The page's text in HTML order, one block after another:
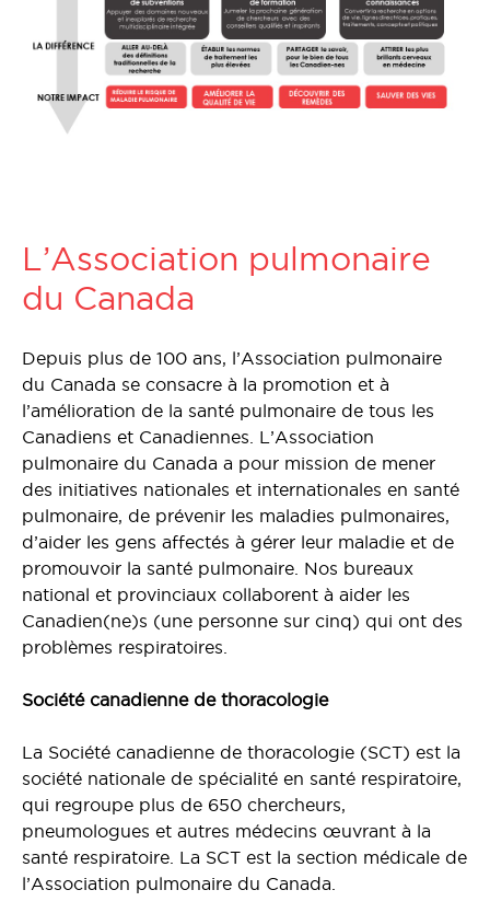
L’Association pulmonaire
du Canada
Depuis plus de 100 ans, l’Association pulmonaire
du Canada se consacre à la promotion et à
l’amélioration de la santé pulmonaire de tous les
Canadiens et Canadiennes. L’Association
pulmonaire du Canada a pour mission de mener
des initiatives nationales et internationales en santé
pulmonaire, de prévenir les maladies pulmonaires,
d’aider les gens affectés à gérer leur maladie et de
promouvoir la santé pulmonaire. Nos bureaux
national et provinciaux collaborent à aider les
Canadien(ne)s (une personne sur cinq) qui ont des
problèmes respiratoires.
Société canadienne de thoracologie
La Société canadienne de thoracologie (SCT) est la
société nationale de spécialité en santé respiratoire,
qui regroupe plus de 650 chercheurs,
pneumologues et autres médecins œuvrant à la
santé respiratoire. La SCT est la section médicale de
l’Association pulmonaire du Canada.